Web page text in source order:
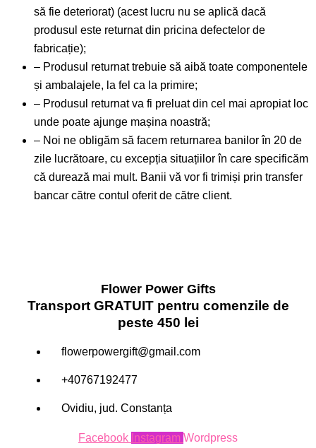
să fie deteriorat) (acest lucru nu se aplică dacă
produsul este returnat din pricina defectelor de
fabricație);
– Produsul returnat trebuie să aibă toate componentele
și ambalajele, la fel ca la primire;
– Produsul returnat va fi preluat din cel mai apropiat loc
unde poate ajunge mașina noastră;
– Noi ne obligăm să facem returnarea banilor în 20 de
zile lucrătoare, cu excepția situațiilor în care specificăm
că durează mai mult. Banii vă vor fi trimiși prin transfer
bancar către contul oferit de către client.
Flower Power Gifts
Transport GRATUIT pentru comenzile de
peste 450 lei
flowerpowergift@gmail.com
+40767192477
Ovidiu, jud. Constanța
Facebook Instagram Wordpress